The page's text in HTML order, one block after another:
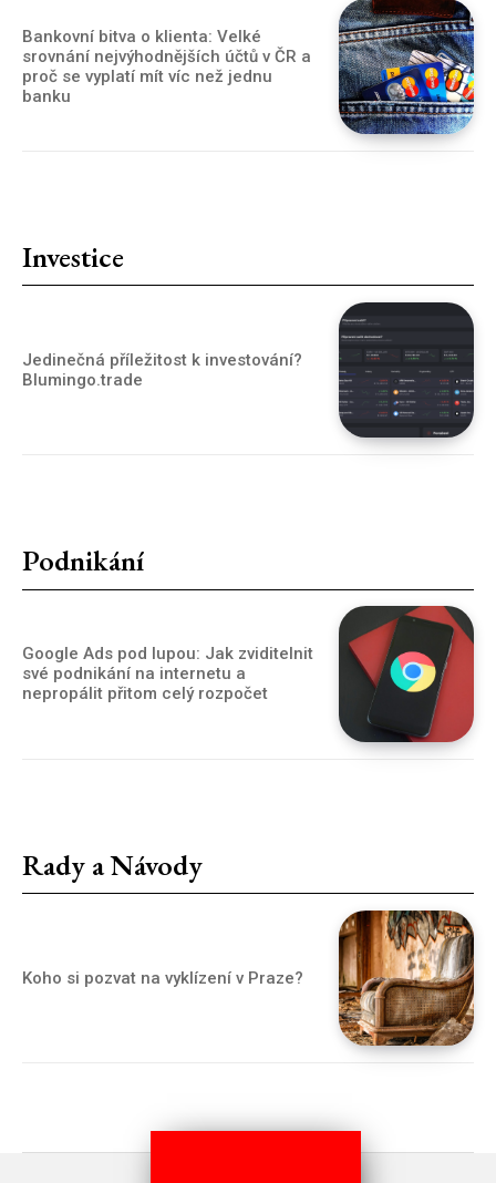
Bankovní bitva o klienta: Velké
srovnání nejvýhodnějších účtů v ČR a
proč se vyplatí mít víc než jednu
banku
Investice
Jedinečná příležitost k investování?
Blumingo.trade
Podnikání
Google Ads pod lupou: Jak zviditelnit
své podnikání na internetu a
nepropálit přitom celý rozpočet
Rady a Návody
Koho si pozvat na vyklízení v Praze?